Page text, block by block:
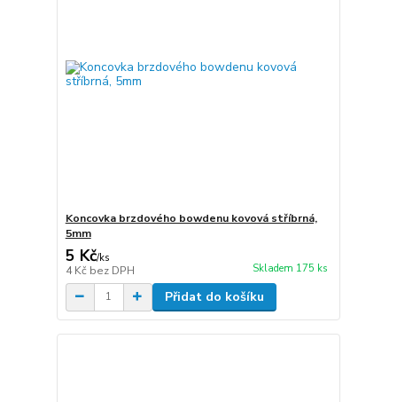
Koncovka brzdového bowdenu kovová stříbrná,
5mm
5 Kč/ks
4 Kč bez DPH Skladem 175 ks
Přidat do košíku